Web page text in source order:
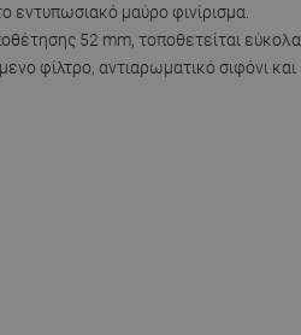
εντυπωσιακό μαύρο φινίρισμα.
52 mm, τοποθετείται εύκολα
φίλτρο, αντιαρωματικό σιφόνι και